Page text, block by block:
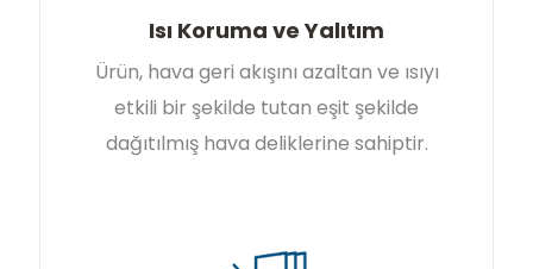
Isı Koruma ve Yalıtım
Ürün, hava geri akışını azaltan ve ısıyı
etkili bir şekilde tutan eşit şekilde
dağıtılmış hava deliklerine sahiptir.